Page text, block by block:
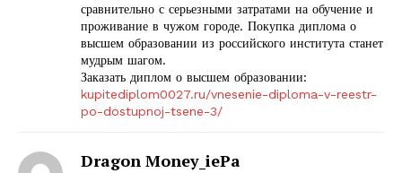
Privacy Policy
сравнительно с серьезными затратами на обучение и
проживание в чужом городе. Покупка диплома о
высшем образовании из российского института станет
мудрым шагом.
Заказать диплом о высшем образовании:
kupitediplom0027.ru/vnesenie-diploma-v-reestr-
po-dostupnoj-tsene-3/
Dragon Money_iePa